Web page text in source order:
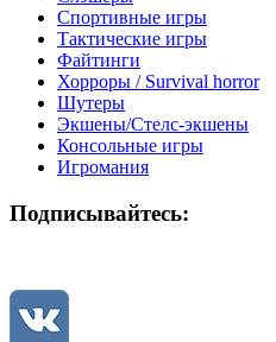
Спортивные игры
Тактические игры
Файтинги
Хорроры / Survival horror
Шутеры
Экшены/Стелс-экшены
Консольные игры
Игромания
Подписывайтесь: